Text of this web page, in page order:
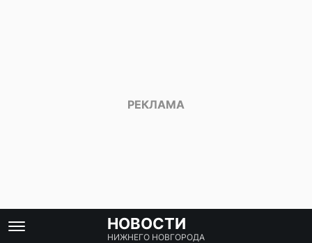
НОВОСТИ
НИЖНЕГО НОВГОРОДА